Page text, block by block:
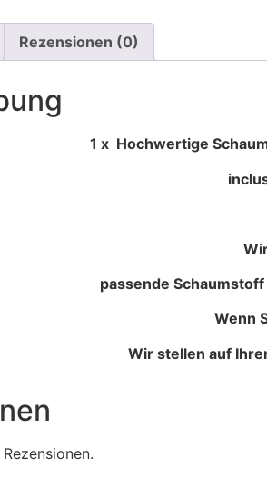
Rezensionen (0)
Schaumgummi
passende
Wenn
Wir stellen auf